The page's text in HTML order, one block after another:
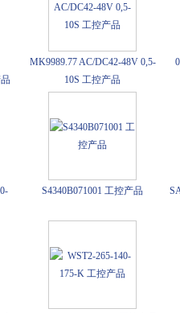
MK9989.77 AC/DC42-48V 0,5-
10S 工控产品
S4340B071001 工控产品